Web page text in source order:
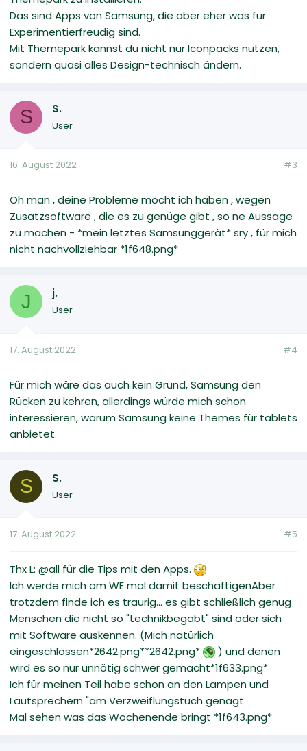
Das sind Apps von Samsung, die aber eher was für
Experimentierfreudig sind.
Mit Themepark kannst du nicht nur Iconpacks nutzen,
sondern quasi alles Design-technisch ändern.
S S.
User
16. August 2022 #3
Oh man , deine Probleme möcht ich haben , wegen
Zusatzsoftware , die es zu genüge gibt , so ne Aussage
zu machen - *mein letztes Samsunggerät* sry , für mich
nicht nachvollziehbar *1f648.png*
J j.
User
17. August 2022 #4
Für mich wäre das auch kein Grund, Samsung den
Rücken zu kehren, allerdings würde mich schon
interessieren, warum Samsung keine Themes für tablets
anbietet.
S S.
User
17. August 2022 #5
Thx L: @all für die Tips mit den Apps.
Ich werde mich am WE mal damit beschäftigenAber
trotzdem finde ich es traurig... es gibt schließlich genug
Menschen die nicht so "technikbegabt" sind oder sich
mit Software auskennen. (Mich natürlich
eingeschlossen‍*2642.png*‍*2642.png*
) und denen
wird es so nur unnötig schwer gemacht*1f633.png*
Ich für meinen Teil habe schon an den Lampen und
Lautsprechern "am Verzweiflungstuch genagt
Mal sehen was das Wochenende bringt *1f643.png*